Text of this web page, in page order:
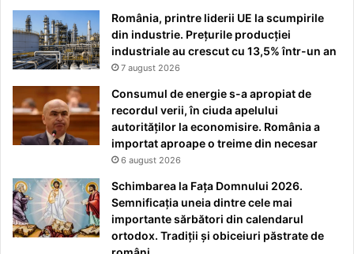
România, printre liderii UE la scumpirile
din industrie. Prețurile producției
industriale au crescut cu 13,5% într-un an
7 august 2026
Consumul de energie s-a apropiat de
recordul verii, în ciuda apelului
autorităților la economisire. România a
importat aproape o treime din necesar
6 august 2026
Schimbarea la Fața Domnului 2026.
Semnificația uneia dintre cele mai
importante sărbători din calendarul
ortodox. Tradiții și obiceiuri păstrate de